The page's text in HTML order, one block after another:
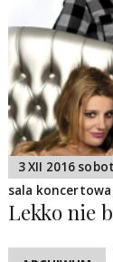
3 XII 2016
sala koncertowa
Lekko nie